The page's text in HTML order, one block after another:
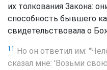
их толкования Закона:
способность бывшего
свидетельствовала о
11 Но он ответил им:
сказал мне: 'Возьми